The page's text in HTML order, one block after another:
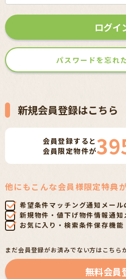
ログイ
パスワードを忘れ
新規会員登録はこちら
会員登録すると
会員限定物件が
他にもこんな会員様限定特典
希望条件マッチング通知メール
新規物件・値下げ物件情報通知
お気に入り・検索条件保存機能
まだ会員登録がお済みでない方はこちら
無料会員